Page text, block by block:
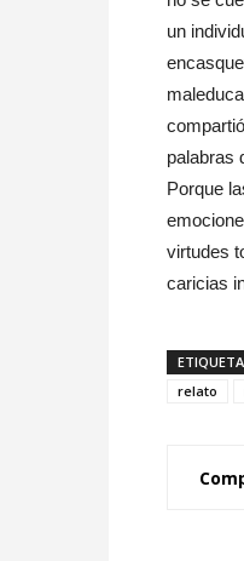
un
palabras
Porque
virtudes
caricias
relato